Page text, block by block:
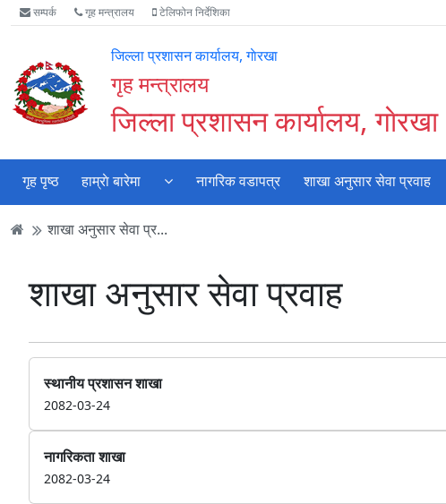
Accessibility
Mode
गर्नुहोस्
मुख्य
सामाग्री
मुख्य
नेभिगेसन
वेबसाइट
खोजमा
सम्पर्क गृह मन्त्रालय टेलिफोन निर्देशिका
जिल्ला प्रशासन कार्यालय, गाेरखा
गृह मन्त्रालय
जिल्ला प्रशासन कार्यालय, गाेरखा
गृह पृष्ठ हाम्राे बारेमा नागरिक वडापत्र शाखा अनुसार सेवा प्रवाह
शाखा अनुसार सेवा प्र...
शाखा अनुसार सेवा प्रवाह
स्थानीय प्रशासन शाखा
2082-03-24
नागरिकता शाखा
2082-03-24